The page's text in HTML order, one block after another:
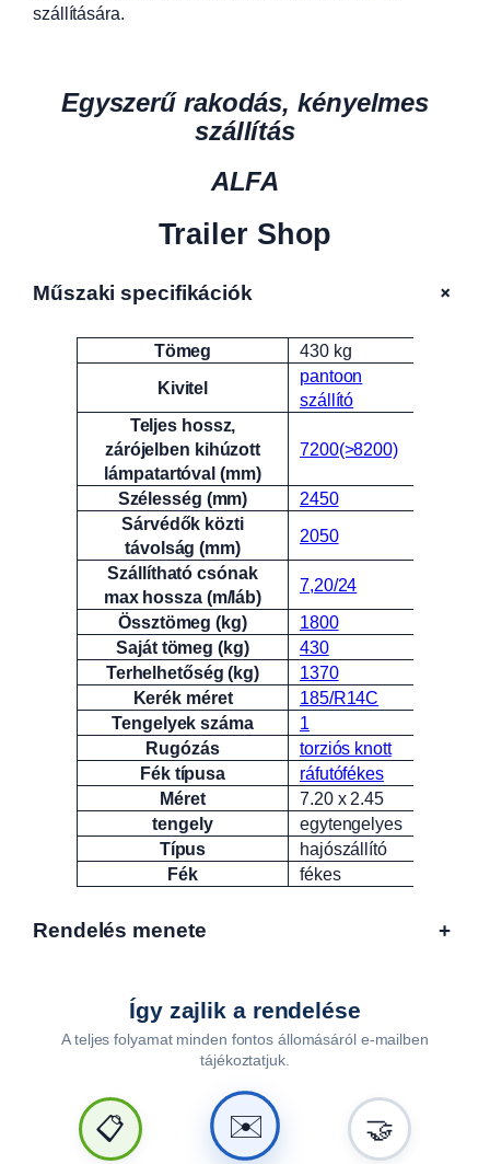
szállítására.
Egyszerű rakodás, kényelmes
szállítás
ALFA
Trailer Shop
Műszaki specifikációk +
Attribútumok Érték
Tömeg
430 kg
Kivitel
pantoon
szállító
Teljes hossz,
zárójelben kihúzott
lámpatartóval (mm)
7200(>8200)
Szélesség (mm)
2450
Sárvédők közti
távolság (mm)
2050
Szállítható csónak
max hossza (m/láb)
7,20/24
Össztömeg (kg)
1800
Saját tömeg (kg)
430
Terhelhetőség (kg)
1370
Kerék méret
185/R14C
Tengelyek száma
1
Rugózás
torziós knott
Fék típusa
ráfutófékes
Méret
7.20 x 2.45
tengely
egytengelyes
Típus
hajószállító
Fék
fékes
Rendelés menete +
Így zajlik a rendelése
A teljes folyamat minden fontos állomásáról e-mailben
tájékoztatjuk.
📋 ✉️ 🤝